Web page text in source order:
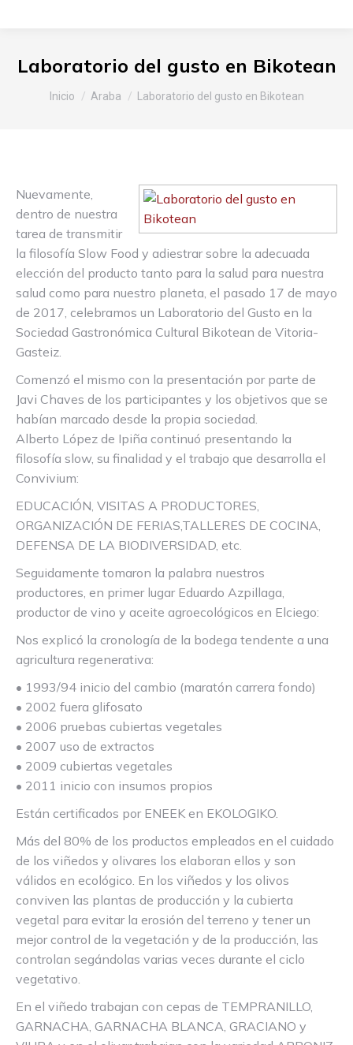
Laboratorio del gusto en Bikotean
Estás aquí:
Inicio Araba Laboratorio del gusto en Bikotean
Nuevamente,
dentro de nuestra
tarea de transmitir
la filosofía Slow Food y adiestrar sobre la adecuada
elección del producto tanto para la salud para nuestra
salud como para nuestro planeta, el pasado 17 de mayo
de 2017, celebramos un Laboratorio del Gusto en la
Sociedad Gastronómica Cultural Bikotean de Vitoria-
Gasteiz.
Comenzó el mismo con la presentación por parte de
Javi Chaves de los participantes y los objetivos que se
habían marcado desde la propia sociedad.
Alberto López de Ipiña continuó presentando la
filosofía slow, su finalidad y el trabajo que desarrolla el
Convivium:
EDUCACIÓN, VISITAS A PRODUCTORES,
ORGANIZACIÓN DE FERIAS,TALLERES DE COCINA,
DEFENSA DE LA BIODIVERSIDAD, etc.
Seguidamente tomaron la palabra nuestros
productores, en primer lugar Eduardo Azpillaga,
productor de vino y aceite agroecológicos en Elciego:
Nos explicó la cronología de la bodega tendente a una
agricultura regenerativa:
• 1993/94 inicio del cambio (maratón carrera fondo)
• 2002 fuera glifosato
• 2006 pruebas cubiertas vegetales
• 2007 uso de extractos
• 2009 cubiertas vegetales
• 2011 inicio con insumos propios
Están certificados por ENEEK en EKOLOGIKO.
Más del 80% de los productos empleados en el cuidado
de los viñedos y olivares los elaboran ellos y son
válidos en ecológico. En los viñedos y los olivos
conviven las plantas de producción y la cubierta
vegetal para evitar la erosión del terreno y tener un
mejor control de la vegetación y de la producción, las
controlan segándolas varias veces durante el ciclo
vegetativo.
En el viñedo trabajan con cepas de TEMPRANILLO,
GARNACHA, GARNACHA BLANCA, GRACIANO y